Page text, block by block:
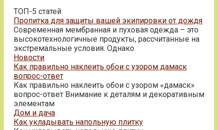
ТОП-5 статей
Пропитка для защиты вашей экипировки от дождя
Современная мембранная и пуховая одежда – это
высокотехнологичные продукты, рассчитанные на
экстремальные условия. Однако
Новости
Как правильно наклеить обои с узором дамаск
вопрос-ответ
Как правильно наклеить обои с узором «дамаск»
вопрос-ответ Внимание к деталям и декоративным
элементам
Дом и дача
Как укладывать напольную плитку